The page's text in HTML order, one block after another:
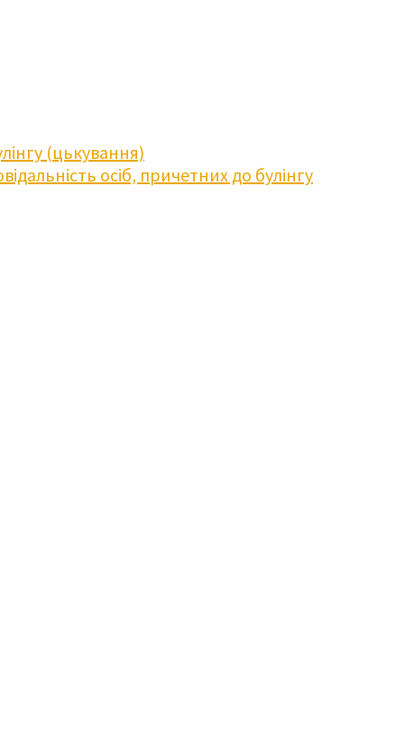
(цькування)
осіб, причетних до булінгу